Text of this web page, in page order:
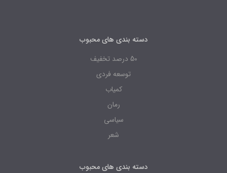
دسته بندی های محبوب
توسعه فردی
دسته بندی های محبوب